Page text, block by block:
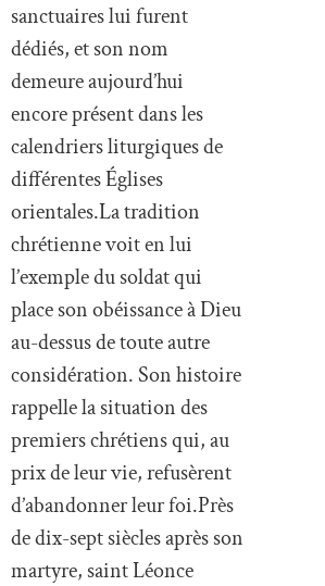
sanctuaires lui furent
dédiés, et son nom
demeure aujourd’hui
encore présent dans les
calendriers liturgiques de
différentes Églises
orientales.La tradition
chrétienne voit en lui
l’exemple du soldat qui
place son obéissance à Dieu
au-dessus de toute autre
considération. Son histoire
rappelle la situation des
premiers chrétiens qui, au
prix de leur vie, refusèrent
d’abandonner leur foi.Près
de dix-sept siècles après son
martyre, saint Léonce